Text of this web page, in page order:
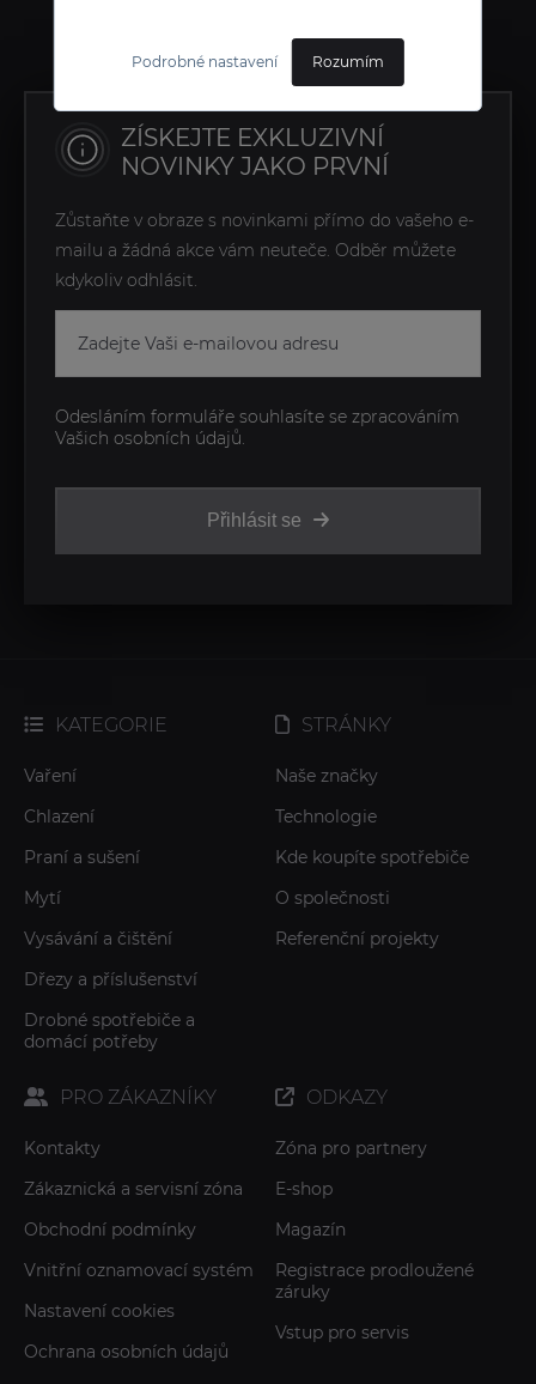
Podrobné nastavení Rozumím
ZÍSKEJTE EXKLUZIVNÍ
NOVINKY JAKO PRVNÍ
Zůstaňte v obraze s novinkami přímo do vašeho e-
mailu a žádná akce vám neuteče. Odběr můžete
kdykoliv odhlásit.
Přihlásit se
Odesláním formuláře souhlasíte se zpracováním
Vašich osobních údajů.
KATEGORIE
Vaření
Chlazení
Praní a sušení
Mytí
Vysávání a čištění
Dřezy a příslušenství
Drobné spotřebiče a
domácí potřeby
STRÁNKY
Naše značky
Technologie
Kde koupíte spotřebiče
O společnosti
Referenční projekty
PRO ZÁKAZNÍKY
Kontakty
Zákaznická a servisní zóna
Obchodní podmínky
Vnitřní oznamovací systém
Nastavení cookies
Ochrana osobních údajů
ODKAZY
Zóna pro partnery
E-shop
Magazín
Registrace prodloužené
záruky
Vstup pro servis